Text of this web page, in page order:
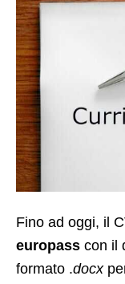
Fino ad oggi, il
europass con il
formato .docx